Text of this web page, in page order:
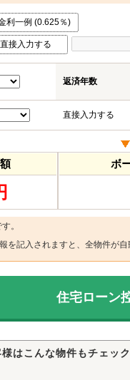
利一例 (0.625％)
直接入力する
返済年数
直接入力する
ボ
。
を記入されますと、全物件が
住宅ローン
はこんな物件もチェック